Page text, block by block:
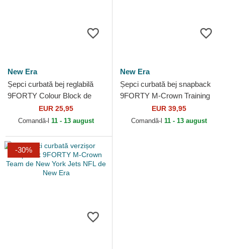
New Era
Șepci curbată bej reglabilă
9FORTY Colour Block de
Las Vegas Raiders NFL de
New Era
EUR 25,95
Comandă-l 11 - 13 august
New Era
Șepci curbată bej snapback
9FORTY M-Crown Training
Pack 2026 de Las Vegas
Raiders NFL de New Era
EUR 39,95
Comandă-l 11 - 13 august
-30%